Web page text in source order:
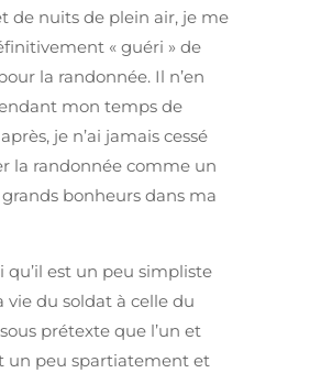
de nuits de plein air, je me
« guéri » de
la randonnée. Il n’en
mon temps de
je n’ai jamais cessé
la randonnée comme un
bonheurs dans ma
qu’il est un peu simpliste
vie du soldat à celle du
prétexte que l’un et
un peu spartiatement et